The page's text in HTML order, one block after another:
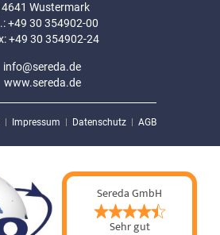
Wustermark
+49 30 354902-00
+49 30 354902-24
info@sereda.de
www.sereda.de
Impressum Datenschutz AGB
Sereda GmbH
Sehr gut